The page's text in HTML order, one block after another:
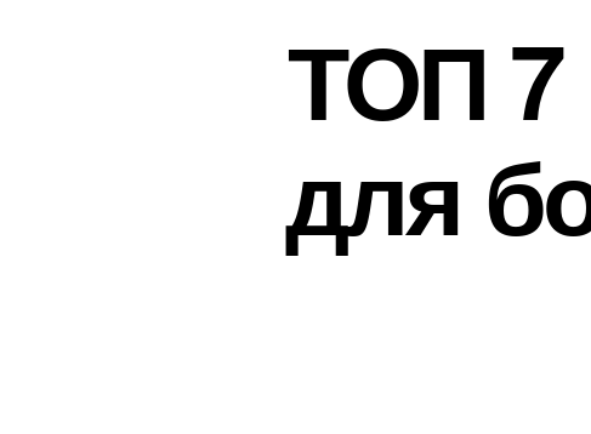
ТОП 7
для